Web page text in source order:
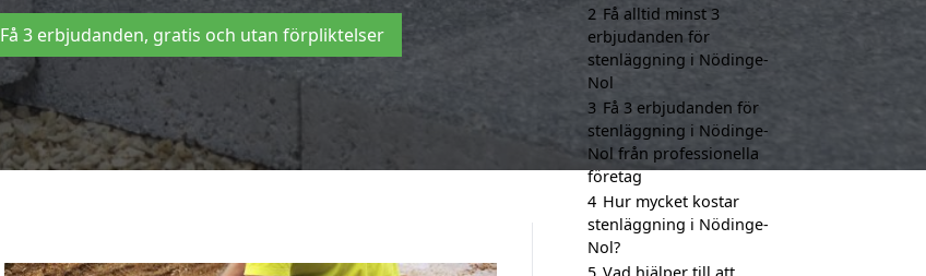
Få 3 erbjudanden, gratis och utan förpliktelser
2 Få alltid minst 3
erbjudanden för
stenläggning i Nödinge-
Nol
3 Få 3 erbjudanden för
stenläggning i Nödinge-
Nol från professionella
företag
4 Hur mycket kostar
stenläggning i Nödinge-
Nol?